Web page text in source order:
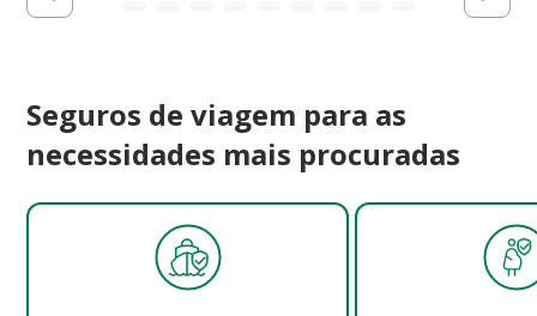
Seguros de viagem para as
necessidades mais procuradas